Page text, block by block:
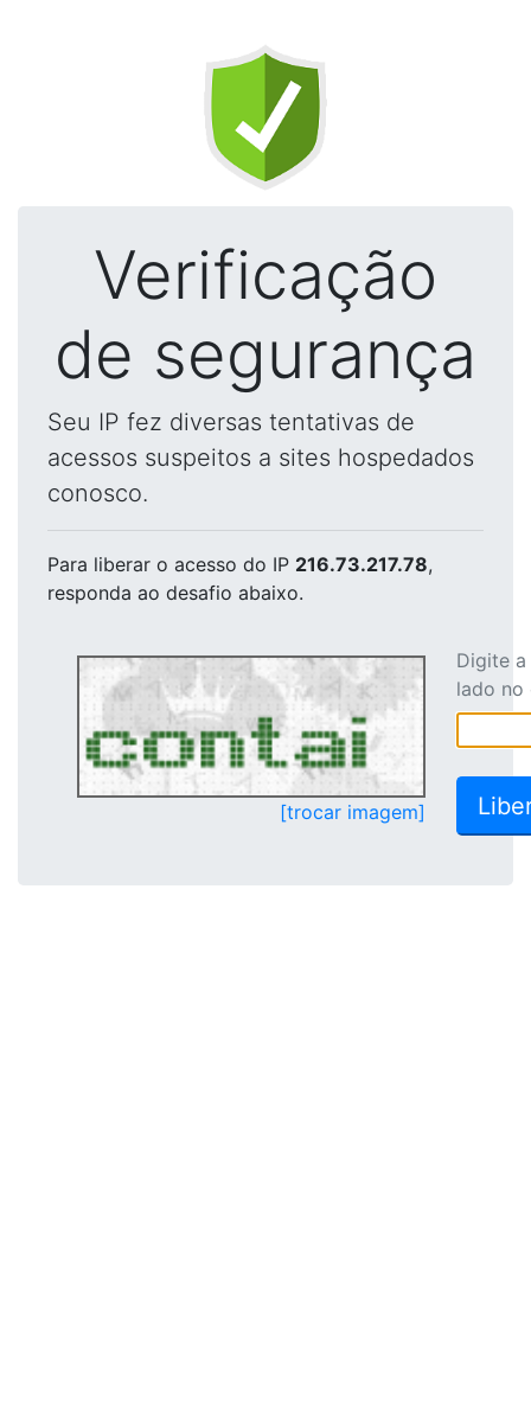
Verificação
de segurança
Seu IP fez diversas tentativas de
acessos suspeitos a sites hospedados
conosco.
Para liberar o acesso do IP 216.73.217.78,
responda ao desafio abaixo.
[trocar imagem]
Digite
lado no